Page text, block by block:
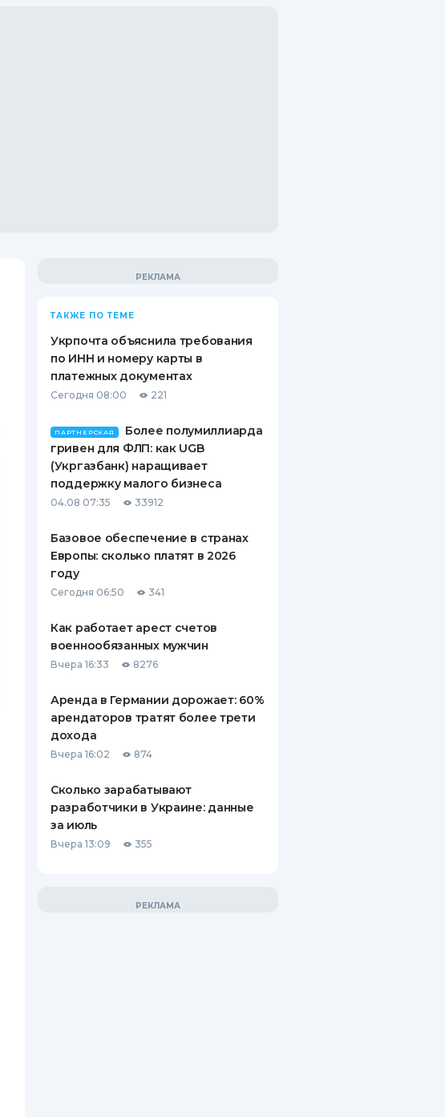
ТАКЖЕ ПО ТЕМЕ
Укрпочта объяснила требования
по ИНН и номеру карты в
платежных документах
Сегодня 08:00 221
ПАРТНЕРСКАЯ
Более полумиллиарда
гривен для ФЛП: как UGB
(Укргазбанк) наращивает
поддержку малого бизнеса
04.08 07:35 33912
Базовое обеспечение в странах
Европы: сколько платят в 2026
году
Сегодня 06:50 341
Как работает арест счетов
военнообязанных мужчин
Вчера 16:33 8276
Аренда в Германии дорожает: 60%
арендаторов тратят более трети
дохода
Вчера 16:02 874
Сколько зарабатывают
разработчики в Украине: данные
за июль
Вчера 13:09 355